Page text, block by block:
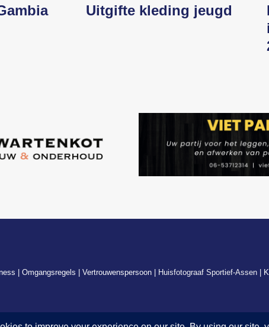
Uitgifte kleding jeugd
Omgangsregels Vertrouwenspersoon | Huisfotograaf Sportief-Assen
|